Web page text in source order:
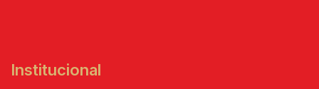
Institucional